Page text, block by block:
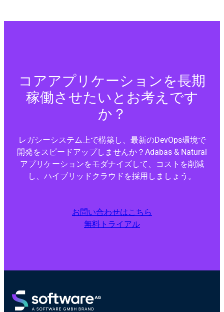
コアアプリケーションを長期
稼働させたいとお考えです
か？
レガシーシステム上で構築し、最新のDevOps環境で
開発をスピードアップしませんか？Adabas & Natural
アプリケーションをモダナイズして、コストを削減
し、ハイブリッドクラウドを採用しましょう。
お問い合わせはこちら
無料トライアル